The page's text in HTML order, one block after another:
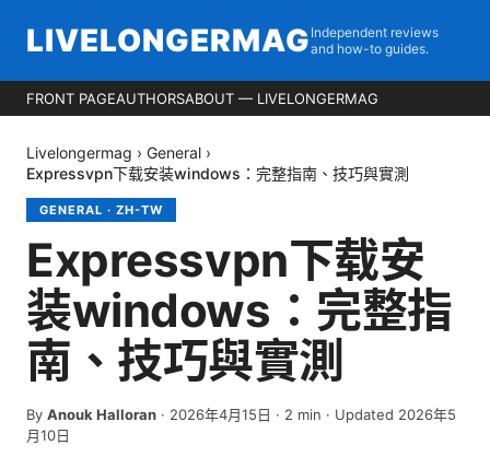
LIVELONGERMAG Independent reviews
and how-to guides.
FRONT PAGEAUTHORSABOUT — LIVELONGERMAG
Livelongermag › General ›
Expressvpn下载安装windows：完整指南、技巧與實測
GENERAL · ZH-TW
Expressvpn下载安
装windows：完整指
南、技巧與實測
By Anouk Halloran · 2026年4月15日 · 2 min · Updated 2026年5
月10日